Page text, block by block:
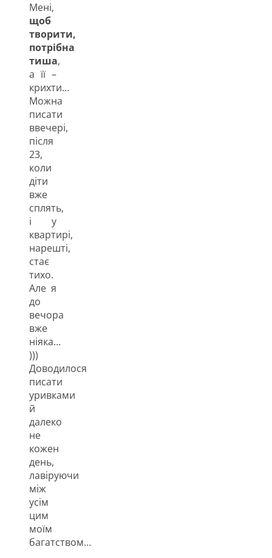
Мені,
щоб
творити,
потрібна
тиша,
а її –
крихти…
Можна
писати
ввечері,
після
23,
коли
діти
вже
сплять,
і у
квартирі,
нарешті,
стає
тихо.
Але я
до
вечора
вже
ніяка…
)))
Доводилося
писати
уривками
й
далеко
не
кожен
день,
лавіруючи
між
усім
цим
моїм
багатством…